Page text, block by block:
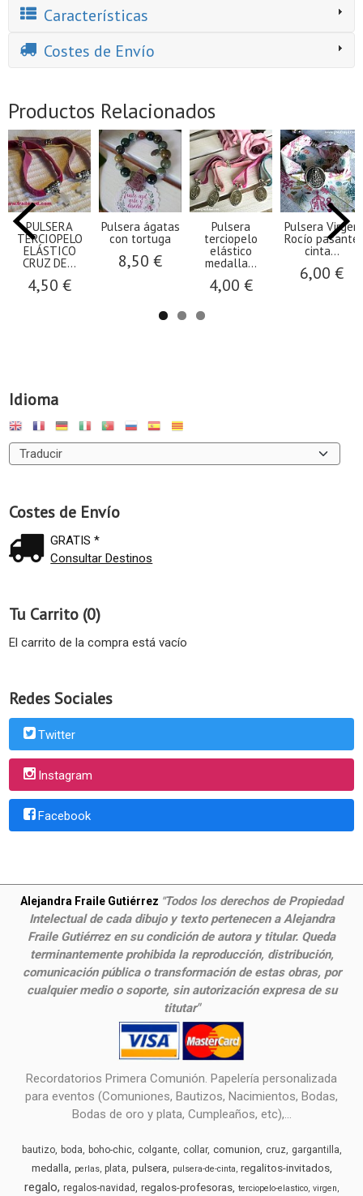
Idioma
Costes de Envío
GRATIS *
Consultar Destinos
Tu Carrito (0)
El carrito de la compra está vacío
Redes Sociales
Twitter
Instagram
Facebook
Características
Costes de Envío
Productos Relacionados
PULSERA
TERCIOPELO
ELÁSTICO
CRUZ DE...
4,50 €
Pulsera ágatas
con tortuga
8,50 €
Pulsera
terciopelo
elástico
medalla...
4,00 €
Pulsera Virgen
Rocío pasante
cinta...
6,00 €
Alejandra Fraile Gutiérrez "Todos los derechos de Propiedad
Intelectual de cada dibujo y texto pertenecen a Alejandra
Fraile Gutiérrez en su condición de autora y titular. Queda
terminantemente prohibida la reproducción, distribución,
comunicación pública o transformación de estas obras, por
cualquier medio o soporte, sin autorización expresa de su
titutar"
Recordatorios Primera Comunión. Papelería personalizada
para eventos (Comuniones, Bautizos, Nacimientos, Bodas,
Bodas de oro y plata, Cumpleaños, etc),...
bautizo boda boho-chic colgante collar comunion cruz gargantilla
medalla perlas plata pulsera pulsera-de-cinta regalitos-invitados
regalo regalos-navidad regalos-profesoras terciopelo-elastico virgen